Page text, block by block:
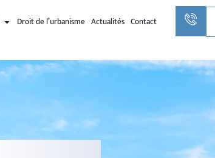
Droit de l’urbanisme Actualités Contact